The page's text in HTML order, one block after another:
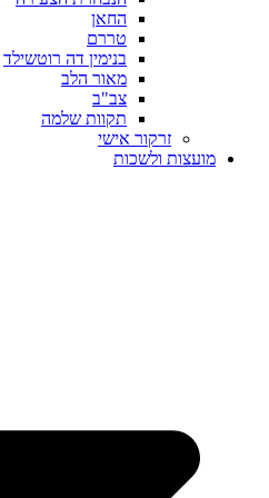
החאן
טררם
בנימין דה רוטשילד
מאור הלב
צב"ב
תקוות שלמה
זרקור אישי
מועצות ולשכות